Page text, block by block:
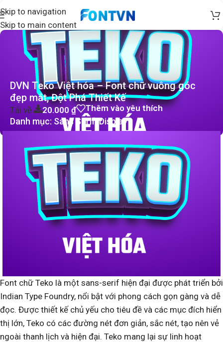
Skip to navigation
Skip to main content
DVN Teko Việt hóa – Font chữ vuông góc
đẹp mắt, Đột Phá Thiết Kế
Tải về 20.000 ₫ Thêm vào yêu thích
Danh mục: Sans Serif,Display
Font chữ Teko là một sans-serif hiện đại được phát triển bởi
Indian Type Foundry, nổi bật với phong cách gọn gàng và dễ
đọc. Được thiết kế chủ yếu cho tiêu đề và các mục đích hiển
thị lớn, Teko có các đường nét đơn giản, sắc nét, tạo nên vẻ
ngoài thanh lịch và hiện đại. Teko mang lại sự linh hoạt